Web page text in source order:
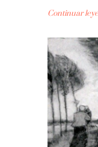
Continuar